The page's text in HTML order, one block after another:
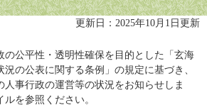
更新日：2025年10月1日更新
公平性・透明性確保を目的とした「玄海
の公表に関する条例」の規定に基づき、
人事行政の運営等の状況をお知らせしま
を参照ください。